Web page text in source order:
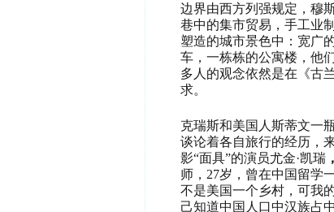
边界由西方列强规定，穆
巷中的集市贸易，手工业
塑造的城市景色中：宽广
车，一栋栋的公寓楼，他
多人的观念依然是在《古
求。
克瑞斯和美国人斯蒂文一
谈论着各自旅行的经历，
影“面具”的演员尤金·凯瑞，
师，27岁，曾在中国留学
不是美国一个乡村，可我
己知道中国人口中汉族占